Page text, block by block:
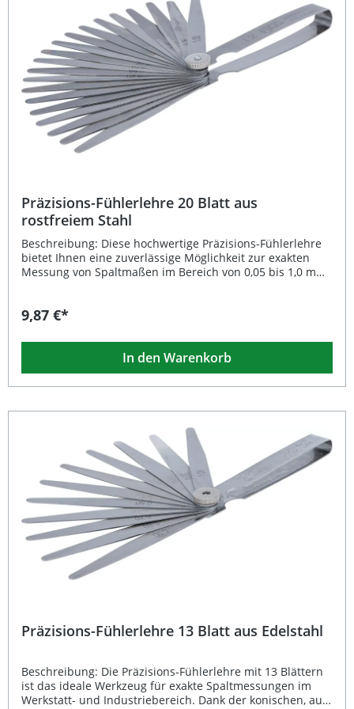
Präzisions-Fühlerlehre 20 Blatt aus
rostfreiem Stahl
Beschreibung: Diese hochwertige Präzisions-Fühlerlehre
bietet Ihnen eine zuverlässige Möglichkeit zur exakten
Messung von Spaltmaßen im Bereich von 0,05 bis 1,0 mm
Die 100 mm langen Messblätter bestehen aus
Genauigkeitsklasse T2. Durch den einklappbaren
Metallschutzgriff sind die Lehren sicher verwahrt und
ideal für den mobilen Einsatz in Werkstatt, Industrie oder
Hobbybereich geeignet. 20 präzise Blätter aus rostfreiem
Hohe Genauigkeit nach Klasse T2 Konische Form für
schwer erreichbare Messstellen Praktisch einklappbar im
robusten Metallschutzgriff Lieferumfang: 1 × Präzisions-
Fühlerlehre mit 20 Blättern
9,87 €*
In den Warenkorb
Präzisions-Fühlerlehre 13 Blatt aus Edelstahl
Beschreibung: Die Präzisions-Fühlerlehre mit 13 Blättern
ist das ideale Werkzeug für exakte Spaltmessungen im
Werkstatt- und Industriebereich. Dank der konischen, aus